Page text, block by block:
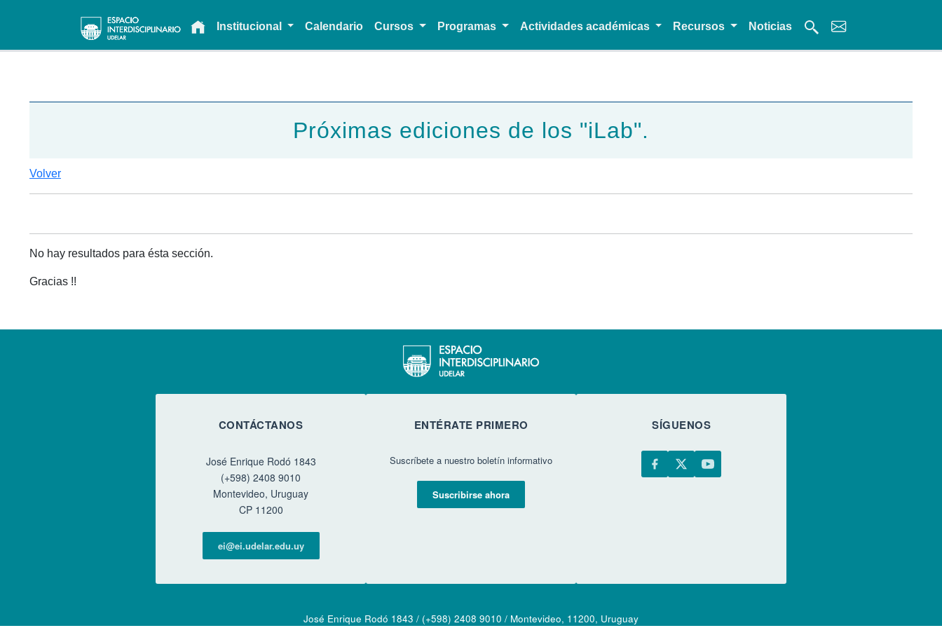
Main navigationInstitucional Calendario Cursos Programas Actividades académicas Recursos Noticias
Próximas ediciones de los "iLab".
Volver
No hay resultados para ésta sección.
Gracias !!
CONTÁCTANOS
José Enrique Rodó 1843
(+598) 2408 9010
Montevideo, Uruguay
CP 11200
ei@ei.udelar.edu.uy
ENTÉRATE PRIMERO
Suscríbete a nuestro boletín informativo
Suscribirse ahora
SÍGUENOS
José Enrique Rodó 1843 / (+598) 2408 9010 / Montevideo, 11200, Uruguay